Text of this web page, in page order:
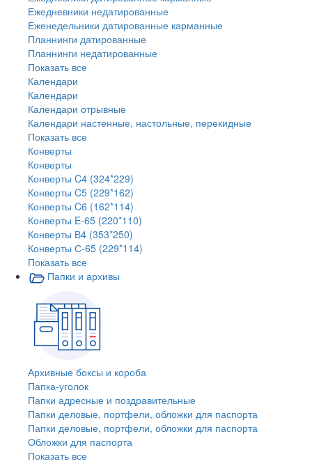
Ежедневники недатированные
Еженедельники датированные карманные
Планнинги датированные
Планнинги недатированные
Показать все
Календари
Календари
Календари отрывные
Календари настенные, настольные, перекидные
Показать все
Конверты
Конверты
Конверты C4 (324*229)
Конверты C5 (229*162)
Конверты C6 (162*114)
Конверты E-65 (220*110)
Конверты В4 (353*250)
Конверты С-65 (229*114)
Показать все
Папки и архивы
Архивные боксы и короба
Папка-уголок
Папки адресные и поздравительные
Папки деловые, портфели, обложки для паспорта
Папки деловые, портфели, обложки для паспорта
Обложки для паспорта
Показать все